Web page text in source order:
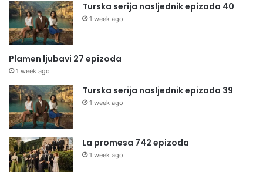
Turska serija nasljednik epizoda 40
1 week ago
Plamen ljubavi 27 epizoda
1 week ago
Turska serija nasljednik epizoda 39
1 week ago
La promesa 742 epizoda
1 week ago